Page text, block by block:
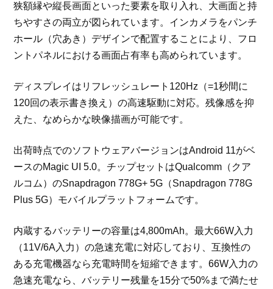
狭額縁や縦長画面といった要素を取り入れ、大画面と持
ちやすさの両立が図られています。インカメラをパンチ
ホール（穴あき）デザインで配置することにより、フロ
ントパネルにおける画面占有率も高められています。
ディスプレイはリフレッシュレート120Hz（=1秒間に
120回の表示書き換え）の高速駆動に対応。残像感を抑
えた、なめらかな映像描画が可能です。
出荷時点でのソフトウェアバージョンはAndroid 11がベ
ースのMagic UI 5.0。チップセットはQualcomm（クア
ルコム）のSnapdragon 778G+ 5G（Snapdragon 778G
Plus 5G）モバイルプラットフォームです。
内蔵するバッテリーの容量は4,800mAh。最大66W入力
（11V/6A入力）の急速充電に対応しており、互換性の
ある充電機器なら充電時間を短縮できます。66W入力の
急速充電なら、バッテリー残量を15分で50%まで満たせ